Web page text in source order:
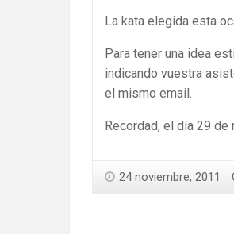
La kata elegida esta
Para tener una idea
indicando vuestra
el mismo email.
Recordad, el día 29 de
24 noviembre, 2011